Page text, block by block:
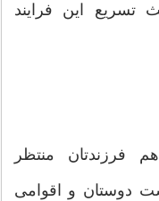
تسریع این فرایند
فرزندتان منتظر
دوستان و اقوامی